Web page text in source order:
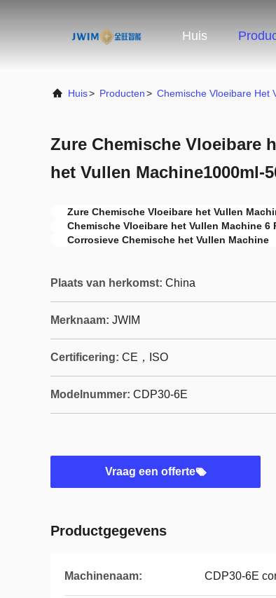
Huis
Huis> Producten> Chemische Vloeibare Het
Zure Chemische Vloeibare
het Vullen Machine1000ml-
Zure Chemische Vloeibare het Vullen
Chemische Vloeibare het Vullen Machine 6
Corrosieve Chemische het Vullen Machine
Plaats van herkomst: China
Merknaam: JWIM
Certificering: CE，ISO
Modelnummer: CDP30-6E
Vraag een offerte
Productgegevens
Machinenaam: CDP30-6E